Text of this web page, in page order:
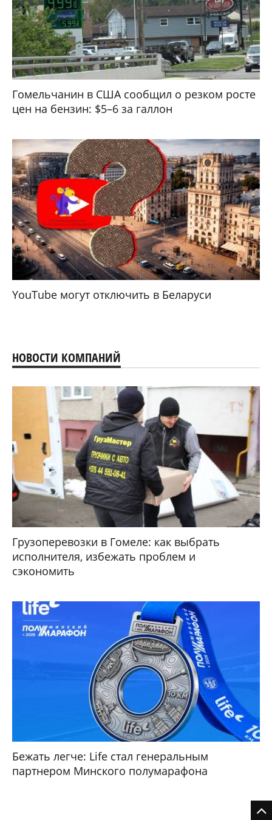
Гомельчанин в США сообщил о резком росте
цен на бензин: $5–6 за галлон
YouTube могут отключить в Беларуси
НОВОСТИ КОМПАНИЙ
Грузоперевозки в Гомеле: как выбрать
исполнителя, избежать проблем и
сэкономить
Бежать легче: Life стал генеральным
партнером Минского полумарафона